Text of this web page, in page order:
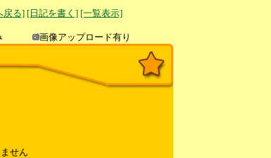
戻る] [日記を書く] [一覧表示]
込み
画像アップロード有り
せん